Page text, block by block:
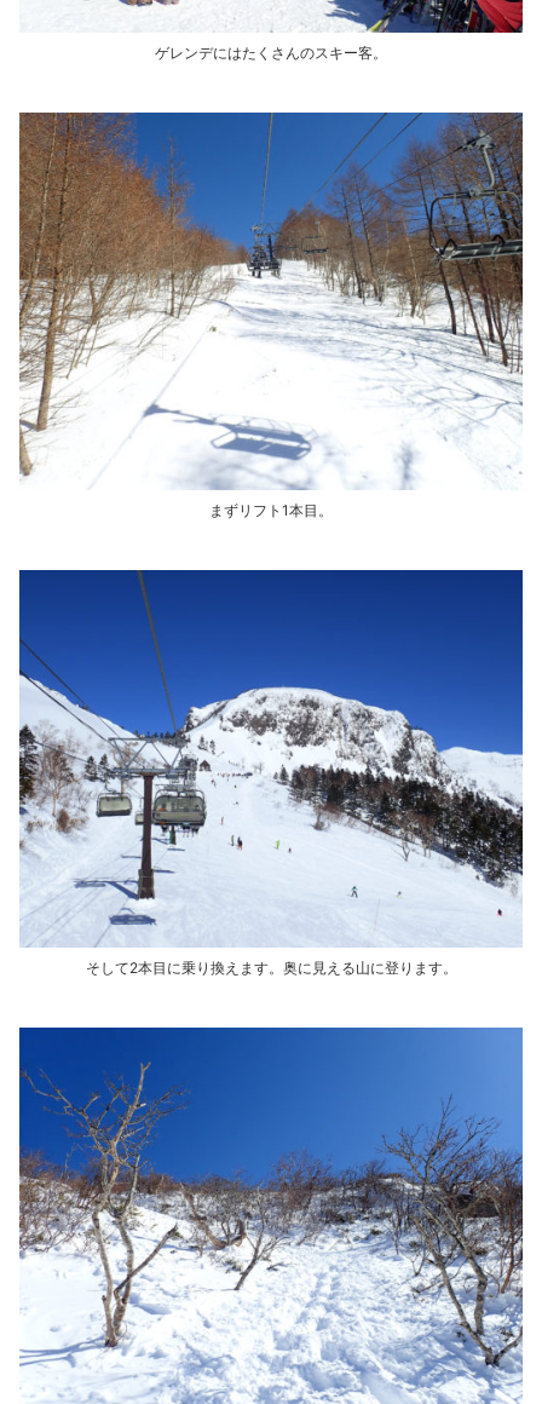
ゲレンデにはたくさんのスキー客。
まずリフト1本目。
そして2本目に乗り換えます。奥に見える山に登ります。